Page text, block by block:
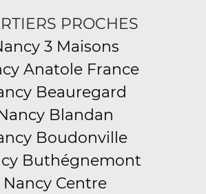
PROCHES
3 Maisons
Anatole France
Beauregard
Blandan
Boudonville
Buthégnemont
Nancy Centre